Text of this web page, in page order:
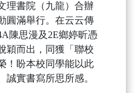
理書院（九龍）合辦
圓滿舉行。在云云傳
陳思漫及2E鄉婷昕憑
穎而出，同獲「聯校
！盼本校同學能以此
誠實書寫所思所感。